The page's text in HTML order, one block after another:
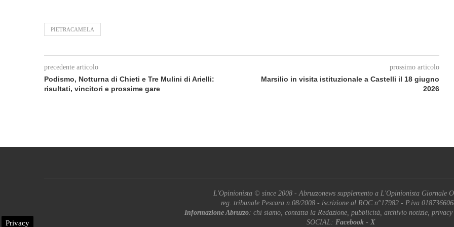
PIETRACAMELA
precedente articolo
Podismo, Notturna di Chieti e Tre Mulini di Arielli:
risultati, vincitori e prossime gare
prossimo articolo
Marsilio in visita istituzionale a Castelli il 18 giugno
2026
L'Opinionista © since 2008 - Abruzzonews supplemento a L'Opinionista Giornale
reg. tribunale Pescara n.08/2008 - iscrizione al ROC n°17982 - P.iva
Informazione Abruzzo: chi siamo, contatta la Redazione, pubblicità, archivio notizie, privacy
SOCIAL: Facebook- X
Privacy